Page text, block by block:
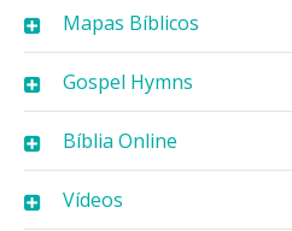
Mapas Bíblicos
Gospel Hymns
Bíblia Online
Vídeos